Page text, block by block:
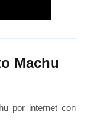
Machu
por internet con